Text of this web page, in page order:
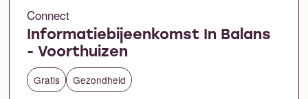
Connect
Informatiebijeenkomst In Balans
- Voorthuizen
Gratis Gezondheid